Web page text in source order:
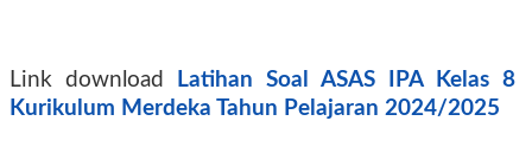
Link download
Latihan Soal ASAS IPA Kelas 8
Kurikulum Merdeka Tahun Pelajaran 2024/2025